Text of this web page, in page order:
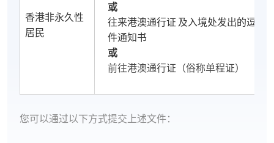
香港非永久性
居民
或
往来港澳通行证 及入境处发出的逗留
件通知书
或
前往港澳通行证（俗称单程证）
您可以通过以下方式提交上述文件：